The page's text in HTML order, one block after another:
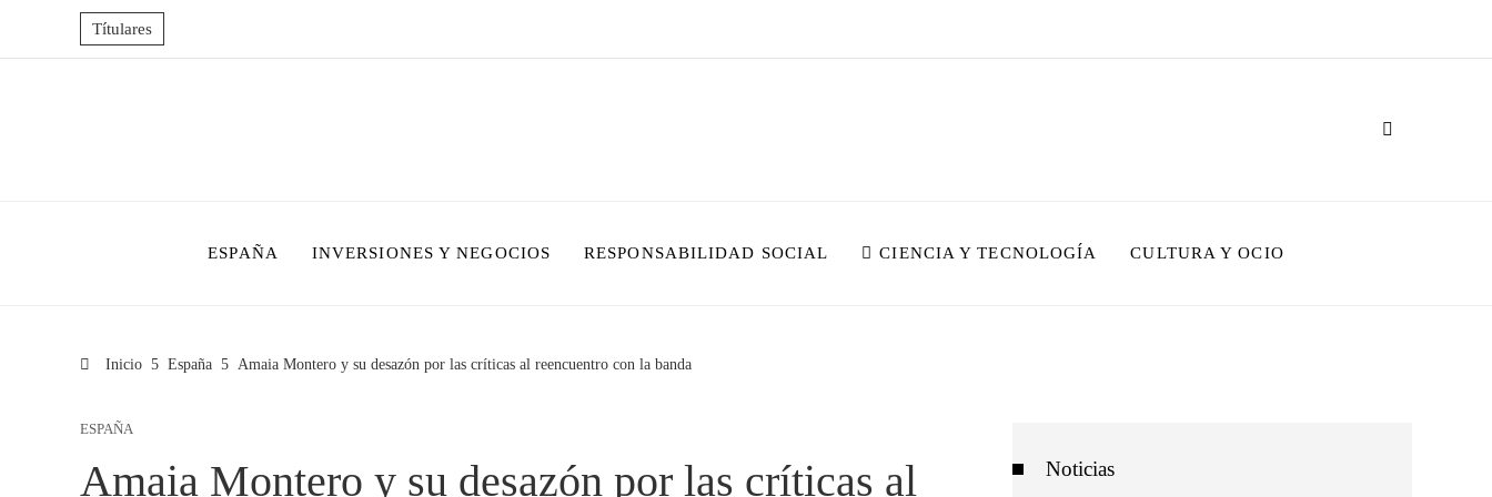
Títulares
ESPAÑA INVERSIONES Y NEGOCIOS RESPONSABILIDAD SOCIAL CIENCIA Y TECNOLOGÍA CULTURA Y OCIO
Inicio España Amaia Montero y su desazón por las críticas al reencuentro con la banda
ESPAÑA
Amaia Montero y su desazón por las críticas al Noticias